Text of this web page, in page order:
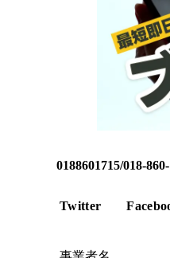
0188601715/018-
Twitter